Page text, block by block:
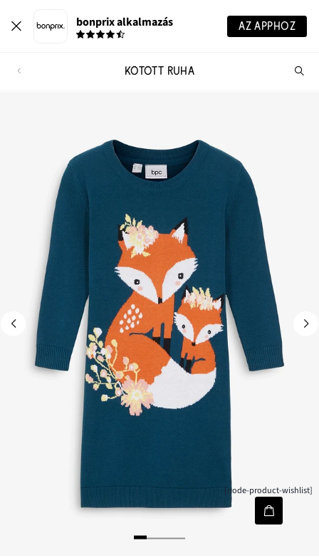
bonprix alkalmazás AZ APPHOZ
KÖTÖTT RUHA
[node-product-wishlist]